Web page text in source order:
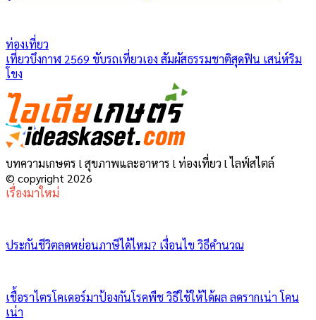
ท่องเที่ยว
เที่ยวบึงกาฬ 2569 ขับรถเที่ยวเอง สัมผัสธรรมชาติสุดฟิน เสน่ห์ริม
โขง
บทความเกษตร l สุขภาพและอาหาร l ท่องเที่ยว l ไลฟ์สไตล์
© copyright 2026
เรื่องมาใหม่
ประกันชีวิตลดหย่อนภาษีได้ไหม? เงื่อนไข วิธีคำนวณ
เชื้อราไตรโคเดอร์มาป้องกันโรคพืช วิธีใช้ให้ได้ผล ลดรากเน่า โคน
เน่า